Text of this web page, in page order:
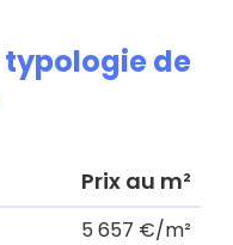
typologie de
Prix au m²
5 657 €/m²